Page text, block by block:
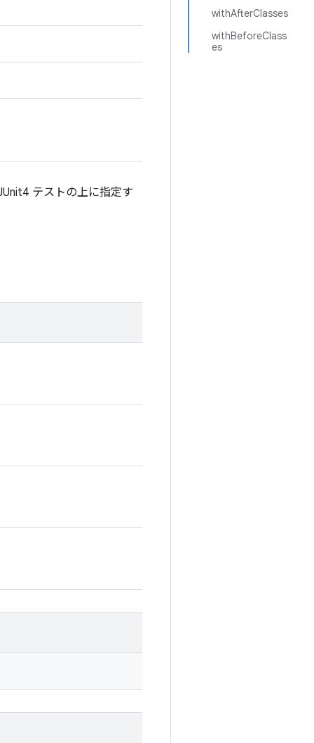
withAfterClasses
withBeforeClass
es
テストの上に指定す